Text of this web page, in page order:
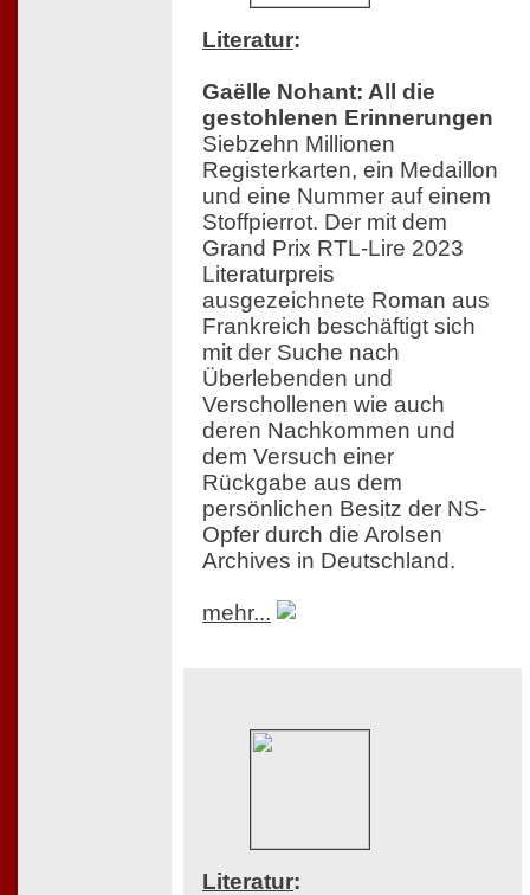
Literatur:
Gaëlle Nohant: All die
gestohlenen Erinnerungen
Siebzehn Millionen
Registerkarten, ein Medaillon
und eine Nummer auf einem
Stoffpierrot. Der mit dem
Grand Prix RTL-Lire 2023
Literaturpreis
ausgezeichnete Roman aus
Frankreich beschäftigt sich
mit der Suche nach
Überlebenden und
Verschollenen wie auch
deren Nachkommen und
dem Versuch einer
Rückgabe aus dem
persönlichen Besitz der NS-
Opfer durch die Arolsen
Archives in Deutschland.
mehr...
Literatur: